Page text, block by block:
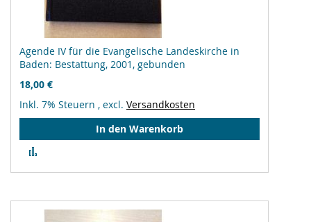
Agende IV für die Evangelische Landeskirche in
Baden: Bestattung, 2001, gebunden
18,00 €
Inkl. 7% Steuern , excl. Versandkosten
In den Warenkorb
hinzufügen